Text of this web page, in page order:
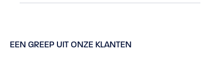
EEN GREEP UIT ONZE KLANTEN